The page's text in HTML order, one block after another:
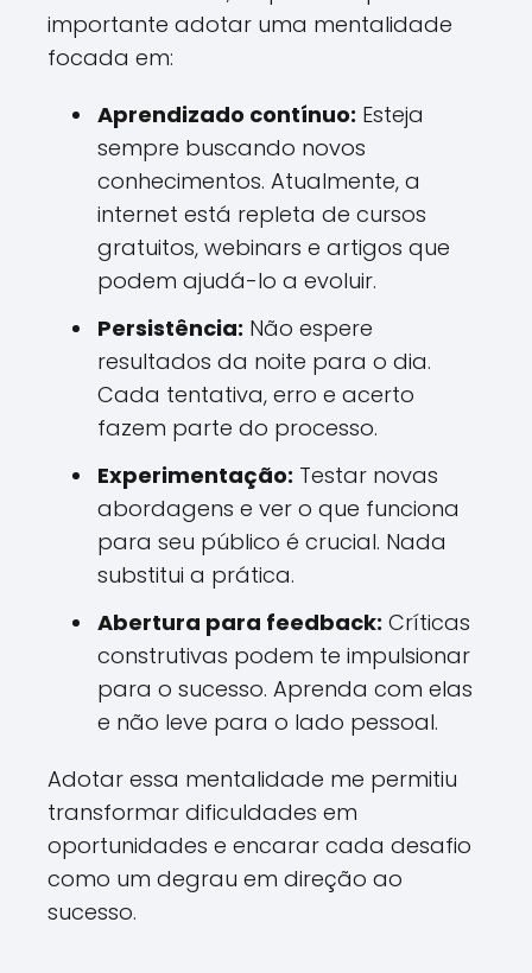
importante adotar uma mentalidade
focada em:
Aprendizado contínuo: Esteja
sempre buscando novos
conhecimentos. Atualmente, a
internet está repleta de cursos
gratuitos, webinars e artigos que
podem ajudá-lo a evoluir.
Persistência: Não espere
resultados da noite para o dia.
Cada tentativa, erro e acerto
fazem parte do processo.
Experimentação: Testar novas
abordagens e ver o que funciona
para seu público é crucial. Nada
substitui a prática.
Abertura para feedback: Críticas
construtivas podem te impulsionar
para o sucesso. Aprenda com elas
e não leve para o lado pessoal.
Adotar essa mentalidade me permitiu
transformar dificuldades em
oportunidades e encarar cada desafio
como um degrau em direção ao
sucesso.